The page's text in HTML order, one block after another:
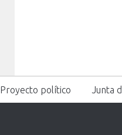
Proyecto político Junta